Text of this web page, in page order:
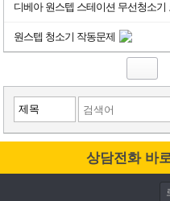
디베아 원스텝 스테이션 무선청소기
원스텝 청소기 작동문제
상담전화 바